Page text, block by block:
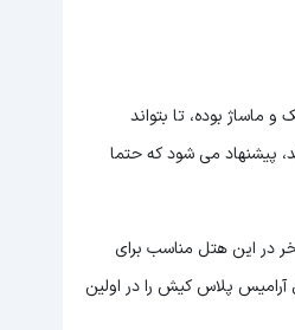
بوده، تا بتواند
پیشنهاد می شود که حتما
در این هتل مناسب برای
پلاس کیش را در اولین